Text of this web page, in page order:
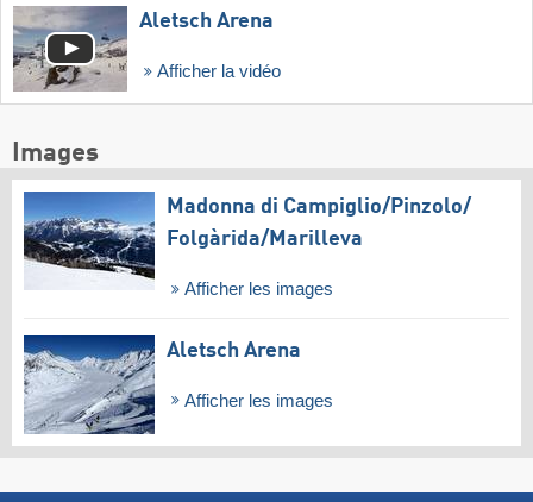
Aletsch Arena
Afficher la vidéo
Images
Madonna di Campiglio/​Pinzolo/​
Folgàrida/​Marilleva
Afficher les images
Aletsch Arena
Afficher les images